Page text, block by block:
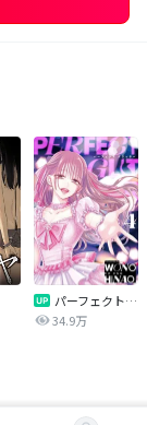
パーフェクトグリッター
34.9万